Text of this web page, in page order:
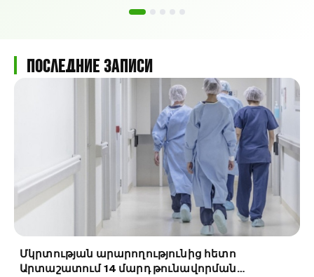
Последние Записи
Մկրտության արարողությունից հետո
Արտաշատում 14 մարդ թունավորման